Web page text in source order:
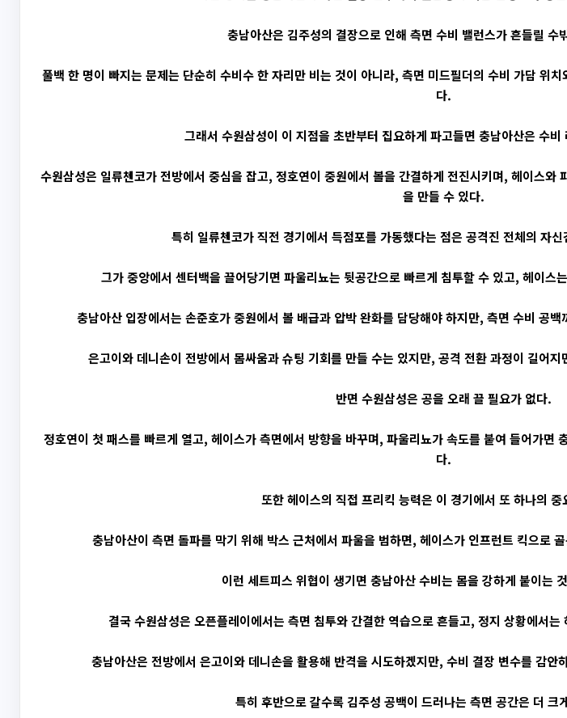
충남아산은 김주성의 결장으로 인해 측면 수비 밸런스가 흔들릴 수
풀백 한 명이 빠지는 문제는 단순히 수비수 한 자리만 비는 것이 아니라, 측면 미드필더의 수비 가담 위
다.
그래서 수원삼성이 이 지점을 초반부터 집요하게 파고들면 충남아산은 수
수원삼성은 일류첸코가 전방에서 중심을 잡고, 정호연이 중원에서 볼을 간결하게 전진시키며, 헤이스와
을 만들 수 있다.
특히 일류첸코가 직전 경기에서 득점포를 가동했다는 점은 공격진 전체의 자
그가 중앙에서 센터백을 끌어당기면 파울리뇨는 뒷공간으로 빠르게 침투할 수 있고, 헤이스
충남아산 입장에서는 손준호가 중원에서 볼 배급과 압박 완화를 담당해야 하지만, 측면 수비 공
은고이와 데니손이 전방에서 몸싸움과 슈팅 기회를 만들 수는 있지만, 공격 전환 과정이 길어
반면 수원삼성은 공을 오래 끌 필요가 없다.
정호연이 첫 패스를 빠르게 열고, 헤이스가 측면에서 방향을 바꾸며, 파울리뇨가 속도를 붙여 들어가면
다.
또한 헤이스의 직접 프리킥 능력은 이 경기에서 또 하나의 중
충남아산이 측면 돌파를 막기 위해 박스 근처에서 파울을 범하면, 헤이스가 인프런트 킥으로
이런 세트피스 위협이 생기면 충남아산 수비는 몸을 강하게 붙이는
결국 수원삼성은 오픈플레이에서는 측면 침투와 간결한 역습으로 흔들고, 정지 상황에서
충남아산은 전방에서 은고이와 데니손을 활용해 반격을 시도하겠지만, 수비 결장 변수를 감안
특히 후반으로 갈수록 김주성 공백이 드러나는 측면 공간은 더 크